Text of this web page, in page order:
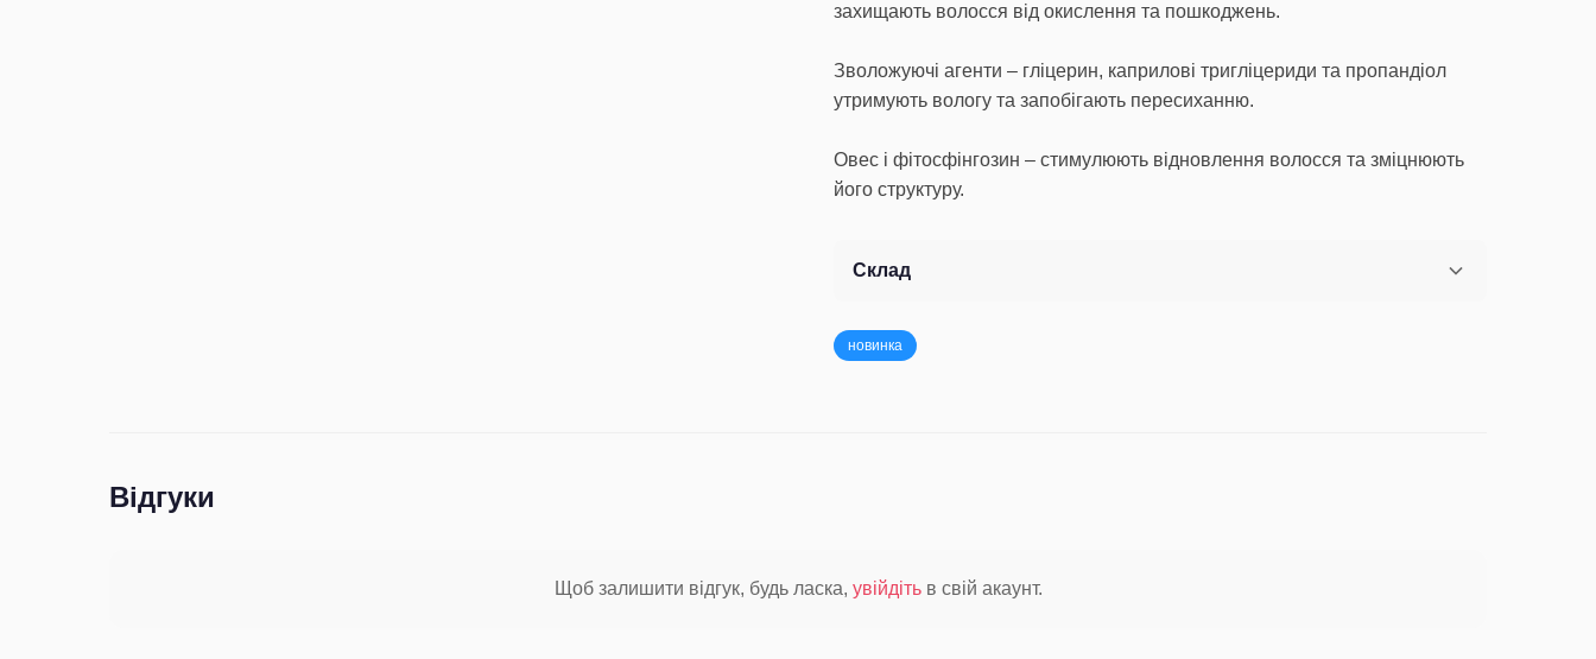
захищають волосся від окислення та пошкоджень.
Зволожуючі агенти – гліцерин, каприлові тригліцериди та пропандіол
утримують вологу та запобігають пересиханню.
Овес і фітосфінгозин – стимулюють відновлення волосся та зміцнюють
його структуру.
Склад
новинка
Відгуки
Щоб залишити відгук, будь ласка, увійдітьв свій акаунт.